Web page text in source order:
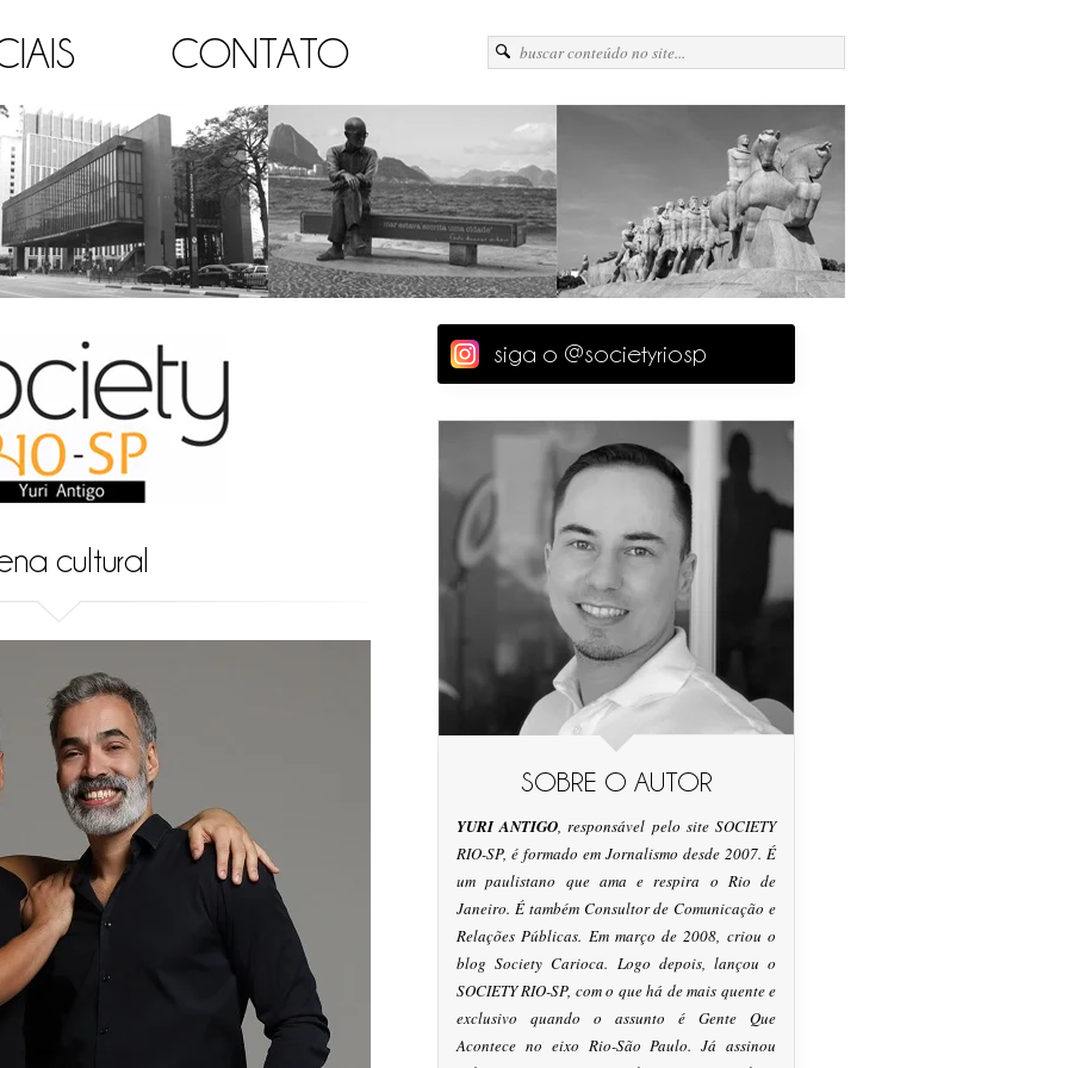
CONTATO
cultural
siga o @societyriosp
SOBRE O AUTOR
YURI ANTIGO, responsável pelo site SOCIETY
RIO-SP, é formado em Jornalismo desde 2007. É
um paulistano que ama e respira o Rio de
Janeiro. É também Consultor de Comunicação e
Relações Públicas. Em março de 2008, criou o
blog Society Carioca. Logo depois, lançou o
SOCIETY RIO-SP, com o que há de mais quente e
exclusivo quando o assunto é Gente Que
Acontece no eixo Rio-São Paulo. Já assinou